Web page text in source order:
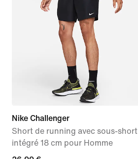
Nike Challenger
Short de running avec sous-short
intégré 18 cm pour Homme